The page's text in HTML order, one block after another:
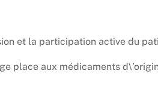
et la participation active du
place aux médicaments